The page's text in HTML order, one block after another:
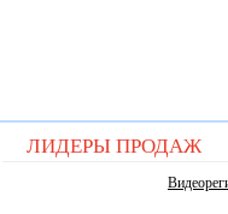
ЛИДЕРЫ ПРОДАЖ